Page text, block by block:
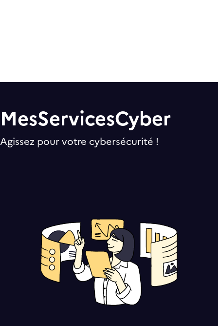
Mes​Services​Cyber
Agissez pour votre cybersécurité !